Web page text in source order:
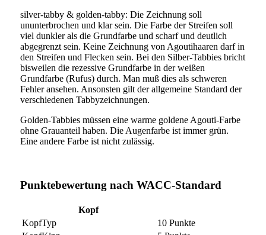
silver-tabby & golden-tabby: Die Zeichnung soll
ununterbrochen und klar sein. Die Farbe der Streifen soll
viel dunkler als die Grundfarbe und scharf und deutlich
abgegrenzt sein. Keine Zeichnung von Agoutihaaren darf in
den Streifen und Flecken sein. Bei den Silber-Tabbies bricht
bisweilen die rezessive Grundfarbe in der weißen
Grundfarbe (Rufus) durch. Man muß dies als schweren
Fehler ansehen. Ansonsten gilt der allgemeine Standard der
verschiedenen Tabbyzeichnungen.
Golden-Tabbies müssen eine warme goldene Agouti-Farbe
ohne Grauanteil haben. Die Augenfarbe ist immer grün.
Eine andere Farbe ist nicht zulässig.
Punktebewertung nach WACC-Standard
Kopf
Typ
10 Punkte